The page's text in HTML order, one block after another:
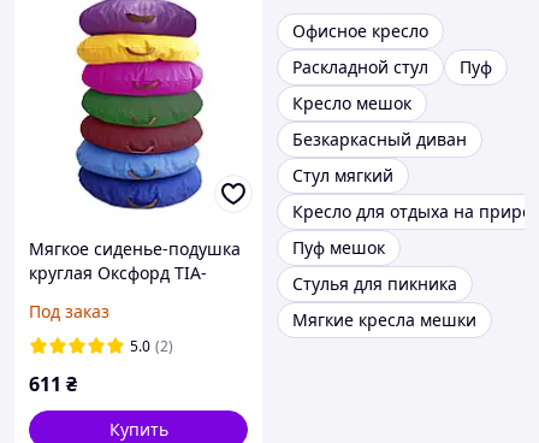
Мягкое сиденье-подушка
круглая Оксфорд TIA-
Под заказ
5.0 (2)
611 ₴
Купить
Офисное кресло
Раскладной стул
Пуф
Кресло мешок
Безкаркасный диван
Стул мягкий
Кресло для отдыха на
Пуф мешок
Стулья для пикника
Мягкие кресла мешки